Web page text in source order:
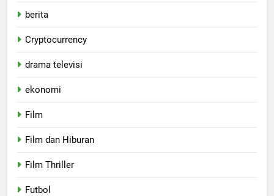
berita
Cryptocurrency
drama televisi
ekonomi
Film
Film dan Hiburan
Film Thriller
Futbol